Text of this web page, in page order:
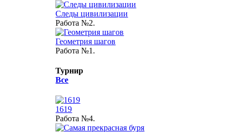
Следы цивилизации
Работа №2.
Геометрия шагов
Работа №1.
Турнир
Все
1619
Работа №4.